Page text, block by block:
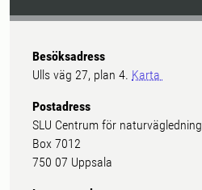
Besöksadress
Ulls väg 27, plan 4. Karta
Postadress
SLU Centrum för naturvägledning
Box 7012
750 07 Uppsala